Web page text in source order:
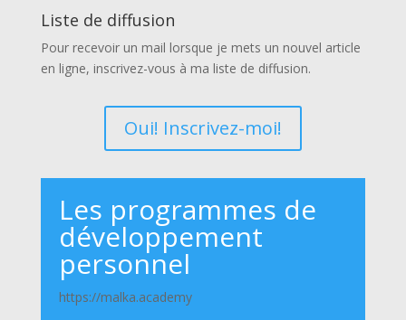
Liste de diffusion
Pour recevoir un mail lorsque je mets un nouvel article
en ligne, inscrivez-vous à ma liste de diffusion.
Oui! Inscrivez-moi!
Les programmes de
développement
personnel
https://malka.academy